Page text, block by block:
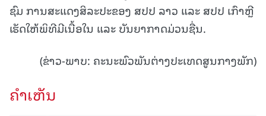
ຊົມ ການສະແດງສິລະປະຂອງ ສປປ ລາວ ແລະ ສປປ ເກົາຫຼີ
ເຮັດໃຫ້ພິທີມີເນື້ອໃນ ແລະ ບັນຍາກາດມ່ວນຊື່ນ.
(ຂ່າວ-ພາບ: ຄະນະພົວພັນຕ່າງປະເທດສູນກາງພັກ)
ຄໍາເຫັນ